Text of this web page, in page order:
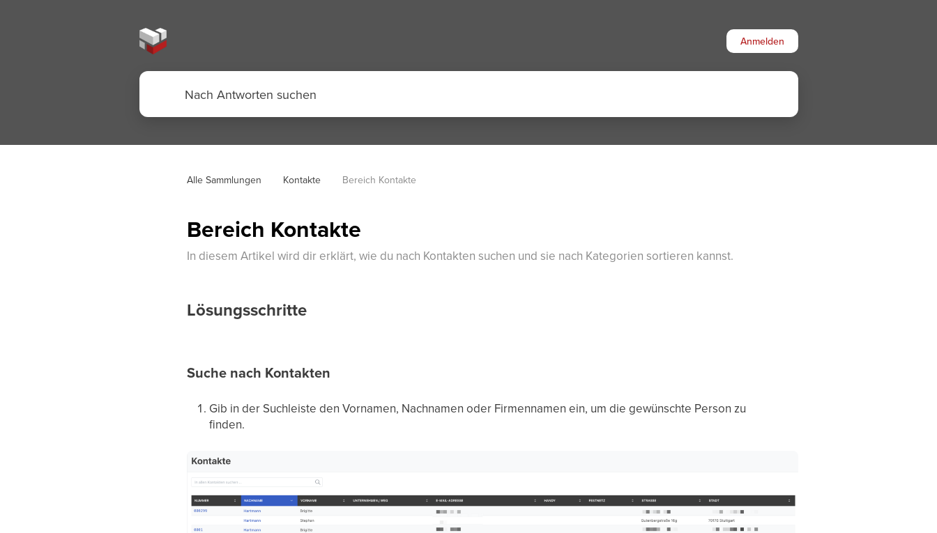
Anmelden
Alle Sammlungen Kontakte Bereich Kontakte
Bereich Kontakte
In diesem Artikel wird dir erklärt, wie du nach Kontakten suchen und sie nach Kategorien sortieren kannst.
Lösungsschritte
Suche nach Kontakten
Gib in der Suchleiste den Vornamen, Nachnamen oder Firmennamen ein, um die gewünschte Person zu
finden.